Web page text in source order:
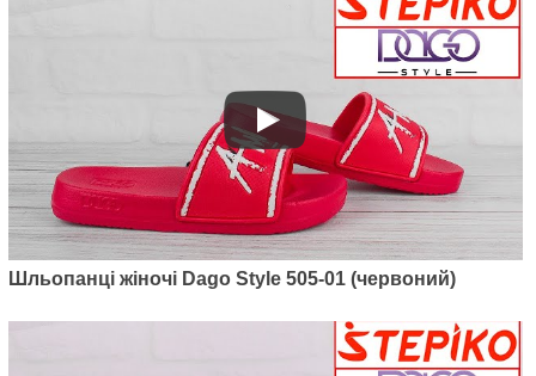
Шльопанці жіночі Dago Style 505-01 (червоний)